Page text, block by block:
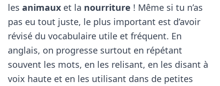
les animaux et la nourriture ! Même si tu n’as
pas eu tout juste, le plus important est d’avoir
révisé du vocabulaire utile et fréquent. En
anglais, on progresse surtout en répétant
souvent les mots, en les relisant, en les disant à
voix haute et en les utilisant dans de petites